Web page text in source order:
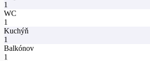
1
WC
1
Kuchýň
1
Balkónov
1